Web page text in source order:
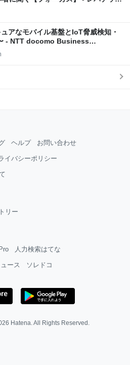
アなモバイル基盤とIoT脅威検知・
- NTT docomo Business
ヘルプ お問い合わせ
イバシーポリシー
リー
人力検索はてな
ース ソレドコ
Hatena. All Rights Reserved.